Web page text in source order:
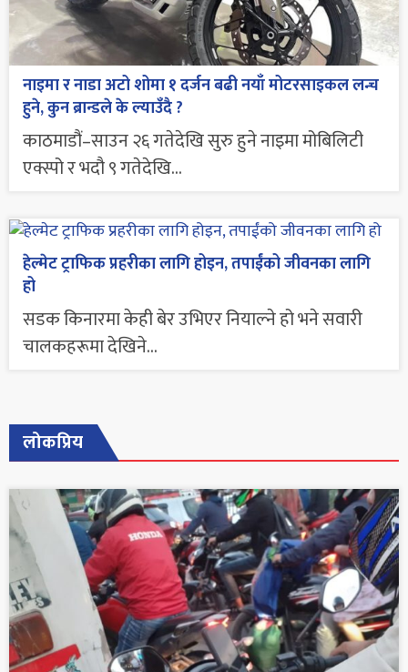
नाइमा र नाडा अटो शोमा १ दर्जन बढी नयाँ मोटरसाइकल लन्च
हुने, कुन ब्रान्डले के ल्याउँदै ?
काठमाडौं–साउन २६ गतेदेखि सुरु हुने नाइमा मोबिलिटी
एक्स्पो र भदौ ९ गतेदेखि...
हेल्मेट ट्राफिक प्रहरीका लागि होइन, तपाईंको जीवनका लागि
हो
सडक किनारमा केही बेर उभिएर नियाल्ने हो भने सवारी
चालकहरूमा देखिने...
लोकप्रिय